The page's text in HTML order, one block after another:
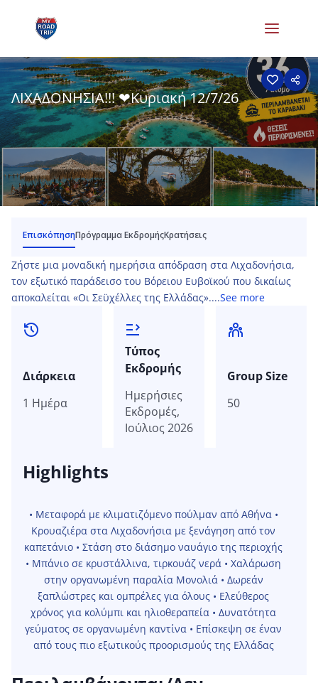
ΛΙΧΑΔΟΝΗΣΙΑ!!! ❤Κυριακή 12/7/26
Καμένα Βούρλα, Δημοτική Ενότητα Καμένων Βούρλων,
Δήμος Καμένων Βούρλων, Περιφερειακή Ενότητα
Φθιώτιδας, Περιφέρεια Στερεάς Ελλάδας, Αποκεντρωμένη
Διοίκηση Θεσσαλίας - Στερεάς Ελλάδος, 350 08, Ελλάδα
ΕπισκόπησηΠρόγραμμα ΕκδρομήςΚρατήσεις
Ζήστε μια μοναδική ημερήσια απόδραση στα Λιχαδονήσια,
τον εξωτικό παράδεισο του Βόρειου Ευβοϊκού που δικαίως
αποκαλείται «Οι Σεϋχέλλες της Ελλάδας»....See more
Διάρκεια
1 Ημέρα
Τύπος
Εκδρομής
Ημερήσιες
Εκδρομές,
Ιούλιος 2026
Group Size
50
Highlights
• Μεταφορά με κλιματιζόμενο πούλμαν από Αθήνα •
Κρουαζιέρα στα Λιχαδονήσια με ξενάγηση από τον
καπετάνιο • Στάση στο διάσημο ναυάγιο της περιοχής
• Μπάνιο σε κρυστάλλινα, τιρκουάζ νερά • Χαλάρωση
στην οργανωμένη παραλία Μονολιά • Δωρεάν
ξαπλώστρες και ομπρέλες για όλους • Ελεύθερος
χρόνος για κολύμπι και ηλιοθεραπεία • Δυνατότητα
γεύματος σε οργανωμένη καντίνα • Επίσκεψη σε έναν
από τους πιο εξωτικούς προορισμούς της Ελλάδας